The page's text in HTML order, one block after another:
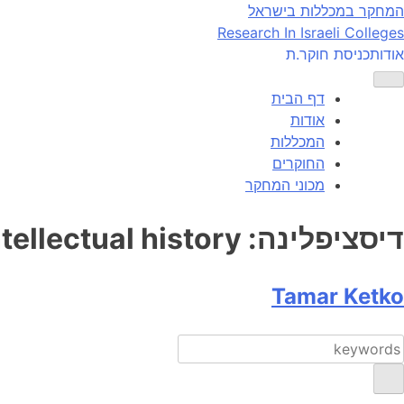
Skip
to
content
המחקר במכללות בישראל
Research In Israeli Colleges
אודותכניסת חוקר.ת
דף הבית
אודות
המכללות
החוקרים
מכוני המחקר
דיסציפלינה: history
Tamar Ketko